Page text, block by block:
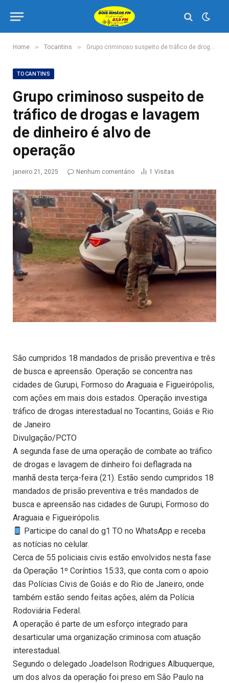
Home » Tocantins » Grupo criminoso suspeito de tráfico de drogas e lavagem de dinheiro é alvo de operação
TOCANTINS
Grupo criminoso suspeito de
tráfico de drogas e lavagem
de dinheiro é alvo de
operação
janeiro 21, 2025 Nenhum comentário 1 Visitas
São cumpridos 18 mandados de prisão preventiva e três
de busca e apreensão. Operação se concentra nas
cidades de Gurupi, Formoso do Araguaia e Figueirópolis,
com ações em mais dois estados. Operação investiga
tráfico de drogas interestadual no Tocantins, Goiás e Rio
de Janeiro
Divulgação/PCTO
A segunda fase de uma operação de combate ao tráfico
de drogas e lavagem de dinheiro foi deflagrada na
manhã desta terça-feira (21). Estão sendo cumpridos 18
mandados de prisão preventiva e três mandados de
busca e apreensão nas cidades de Gurupi, Formoso do
Araguaia e Figueirópolis.
Participe do canal do g1 TO no WhatsApp e receba
as notícias no celular.
Cerca de 55 policiais civis estão envolvidos nesta fase
da Operação 1º Coríntios 15:33, que conta com o apoio
das Polícias Civis de Goiás e do Rio de Janeiro, onde
também estão sendo feitas ações, além da Polícia
Rodoviária Federal.
A operação é parte de um esforço integrado para
desarticular uma organização criminosa com atuação
interestadual.
Segundo o delegado Joadelson Rodrigues Albuquerque,
um dos alvos da operação foi preso em São Paulo na